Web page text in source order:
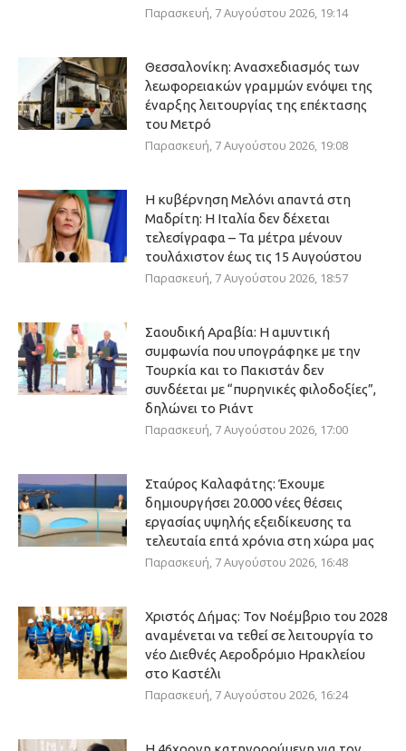
Παρασκευή, 7 Αυγούστου 2026, 19:14
Θεσσαλονίκη: Ανασχεδιασμός των
λεωφορειακών γραμμών ενόψει της
έναρξης λειτουργίας της επέκτασης
του Μετρό
Παρασκευή, 7 Αυγούστου 2026, 19:08
Η κυβέρνηση Μελόνι απαντά στη
Μαδρίτη: Η Ιταλία δεν δέχεται
τελεσίγραφα – Τα μέτρα μένουν
τουλάχιστον έως τις 15 Αυγούστου
Παρασκευή, 7 Αυγούστου 2026, 18:57
Σαουδική Αραβία: Η αμυντική
συμφωνία που υπογράφηκε με την
Τουρκία και το Πακιστάν δεν
συνδέεται με “πυρηνικές φιλοδοξίες”,
δηλώνει το Ριάντ
Παρασκευή, 7 Αυγούστου 2026, 17:00
Σταύρος Καλαφάτης: Έχουμε
δημιουργήσει 20.000 νέες θέσεις
εργασίας υψηλής εξειδίκευσης τα
τελευταία επτά χρόνια στη χώρα μας
Παρασκευή, 7 Αυγούστου 2026, 16:48
Χριστός Δήμας: Τον Νοέμβριο του 2028
αναμένεται να τεθεί σε λειτουργία το
νέο Διεθνές Αεροδρόμιο Ηρακλείου
στο Καστέλι
Παρασκευή, 7 Αυγούστου 2026, 16:24